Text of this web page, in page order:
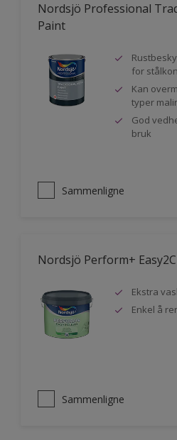
Nordsjö Professional
Paint
for
Kan
typer
God
bruk
Sammenligne
Nordsjö Perform+
Ekstra
Enkel å
Sammenligne